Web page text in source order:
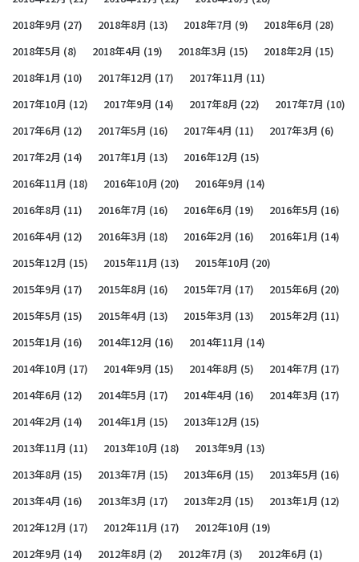
2018年9月 (27) 2018年8月 (13) 2018年7月 (9) 2018年6月 (28)
2018年5月 (8) 2018年4月 (19) 2018年3月 (15) 2018年2月 (15)
2018年1月 (10) 2017年12月 (17) 2017年11月 (11)
2017年10月 (12) 2017年9月 (14) 2017年8月 (22) 2017年7月 (10)
2017年6月 (12) 2017年5月 (16) 2017年4月 (11) 2017年3月 (6)
2017年2月 (14) 2017年1月 (13) 2016年12月 (15)
2016年11月 (18) 2016年10月 (20) 2016年9月 (14)
2016年8月 (11) 2016年7月 (16) 2016年6月 (19) 2016年5月 (16)
2016年4月 (12) 2016年3月 (18) 2016年2月 (16) 2016年1月 (14)
2015年12月 (15) 2015年11月 (13) 2015年10月 (20)
2015年9月 (17) 2015年8月 (16) 2015年7月 (17) 2015年6月 (20)
2015年5月 (15) 2015年4月 (13) 2015年3月 (13) 2015年2月 (11)
2015年1月 (16) 2014年12月 (16) 2014年11月 (14)
2014年10月 (17) 2014年9月 (15) 2014年8月 (5) 2014年7月 (17)
2014年6月 (12) 2014年5月 (17) 2014年4月 (16) 2014年3月 (17)
2014年2月 (14) 2014年1月 (15) 2013年12月 (15)
2013年11月 (11) 2013年10月 (18) 2013年9月 (13)
2013年8月 (15) 2013年7月 (15) 2013年6月 (15) 2013年5月 (16)
2013年4月 (16) 2013年3月 (17) 2013年2月 (15) 2013年1月 (12)
2012年12月 (17) 2012年11月 (17) 2012年10月 (19)
2012年9月 (14) 2012年8月 (2) 2012年7月 (3) 2012年6月 (1)